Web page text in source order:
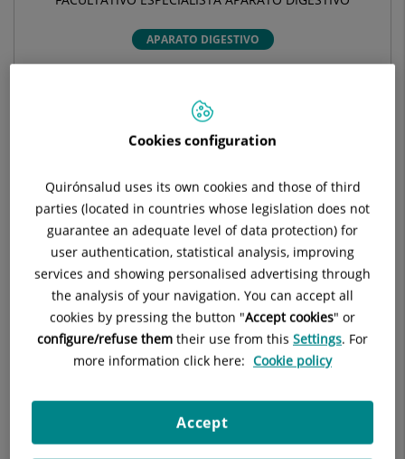
APARATO DIGESTIVO
Hospital Quirónsalud Toledo
Urbanización Tres Culturas s/n
45005 Toledo
925 266 100
C/ Dr. J. González Merlo, s/n
13600 Alcázar de San Juan Ciudad Real
Cookies configuration
Quirónsalud uses its own cookies and those of third
parties (located in countries whose legislation does not
guarantee an adequate level of data protection) for
user authentication, statistical analysis, improving
services and showing personalised advertising through
the analysis of your navigation. You can accept all
cookies by pressing the button "Accept cookies" or
configure/refuse them their use from this Settings. For
more information click here: Cookie policy
Accept